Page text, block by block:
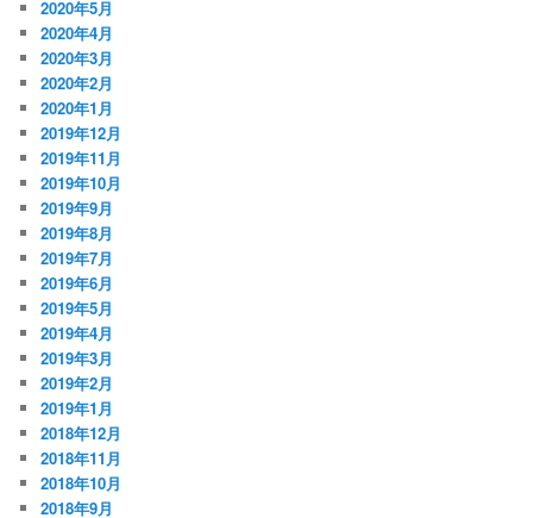
2020年5月
2020年4月
2020年3月
2020年2月
2020年1月
2019年12月
2019年11月
2019年10月
2019年9月
2019年8月
2019年7月
2019年6月
2019年5月
2019年4月
2019年3月
2019年2月
2019年1月
2018年12月
2018年11月
2018年10月
2018年9月